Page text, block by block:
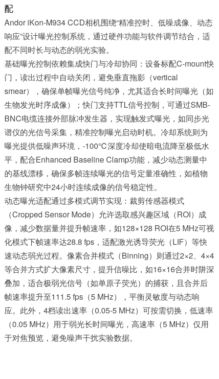
配
Andor iKon-M934 CCD相机围绕“精准控时、低噪成像、动态
响应”设计曝光控制系统，通过硬件功能与软件调节结合，适
配不同时长与动态的弱光实验。
基础曝光控制依赖集成快门与冷却协同：设备标配C-mount快
门，读出过程中自动关闭，避免垂直拖影（vertical
smear），确保单帧曝光信号纯净，尤其适合长时间曝光（如
生物发光时序成像）；快门支持TTL信号控制，可通过SMB-
BNC电缆连接外部脉冲发生器，实现触发式曝光，如同步光
谱仪的光信号采集，精准控制曝光启动时机。冷却系统则为
曝光提供低噪声环境，-100℃深度冷却使暗电流降至极低水
平，配合Enhanced Baseline Clamp功能，减少动态测量中
的基线漂移，确保多帧连续曝光的信号定量准确性，如植物
生物钟研究中24小时连续成像的信号稳定性。
动态曝光适配通过多模式调节实现：裁剪传感器模式
（Cropped Sensor Mode）允许选取感兴趣区域（ROI）成
像，减少数据量并提升帧速率，如128×128 ROI在5 MHz可视
化模式下帧速率达28.8 fps，适配激光诱导荧光（LIF）等快
速动态弱光过程。像素合并模式（Binning）则通过2×2、4×4
等合并方式扩大像素尺寸，提升信噪比，如16×16合并时阱深
叠加，适合极弱光信号（如单原子荧光）的捕获，且合并后
帧速率提升至111.5 fps（5 MHz），平衡灵敏度与动态响
应。此外，4档读出速率（0.05-5 MHz）可按需切换，低速率
（0.05 MHz）用于弱光长时间曝光，高速率（5 MHz）仅用
于对焦预览，避免噪声干扰实验数据。